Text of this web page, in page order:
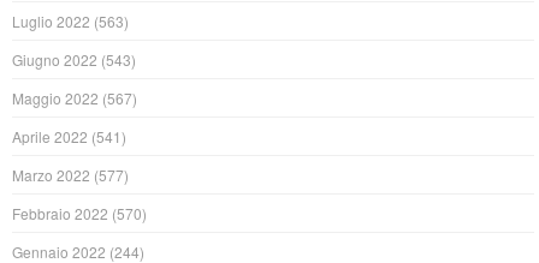
Luglio 2022 (563)
Giugno 2022 (543)
Maggio 2022 (567)
Aprile 2022 (541)
Marzo 2022 (577)
Febbraio 2022 (570)
Gennaio 2022 (244)